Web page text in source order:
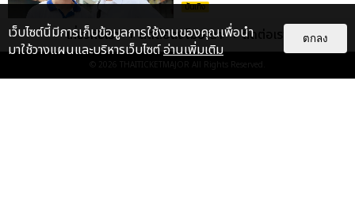
บันเทิง
เกี่ยวกับเรา ติดต่อลงโฆษณา ติดต่อเรา
© 2026 THAITICKETMAJOR All Rights Reserved.
เว็บไซต์นี้มีการเก็บข้อมูลการใช้งานของคุณเพื่อนำ
มาใช้วางแผนและบริหารเว็บไซต์อ่านเพิ่มเติม
ตกลง